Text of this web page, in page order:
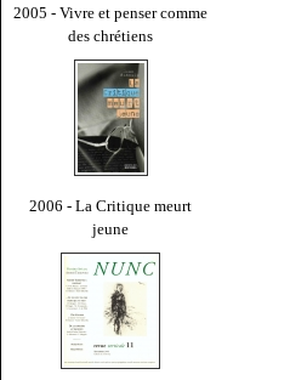
2005 - Vivre et penser comme
des chrétiens
2006 - La Critique meurt
jeune